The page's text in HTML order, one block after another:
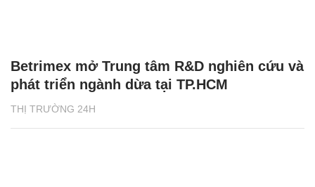
THỊ TRƯỜNG 24H
Betrimex mở Trung tâm R&D nghiên cứu và
phát triển ngành dừa tại TP.HCM